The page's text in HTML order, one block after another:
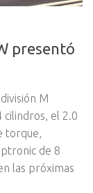
presentó
M
el 2.0
torque,
de 8
las próximas